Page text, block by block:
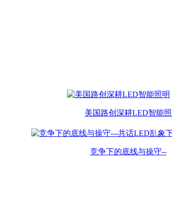
美国路创深耕LED智能照
竞争下的底线与操守--